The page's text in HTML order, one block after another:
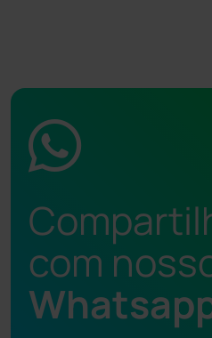
com